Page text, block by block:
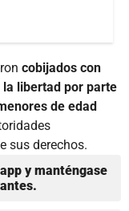
cobijados con
libertad por parte
de edad
sus derechos.
y manténgase